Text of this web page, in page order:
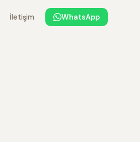
İletişim WhatsApp